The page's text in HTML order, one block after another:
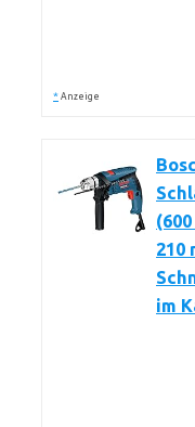
* Anzeige
210
im